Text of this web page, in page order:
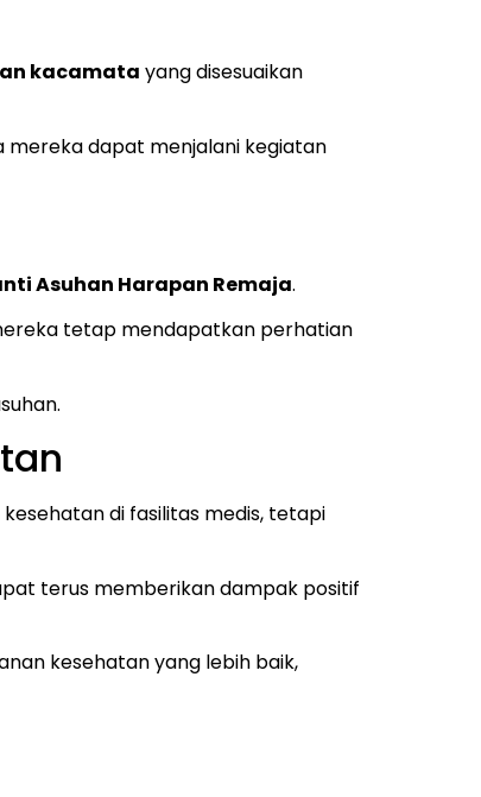
kacamata yang disesuaikan
dapat menjalani kegiatan
Asuhan Harapan Remaja.
tetap mendapatkan perhatian
di fasilitas medis, tetapi
terus memberikan dampak positif
kesehatan yang lebih baik,